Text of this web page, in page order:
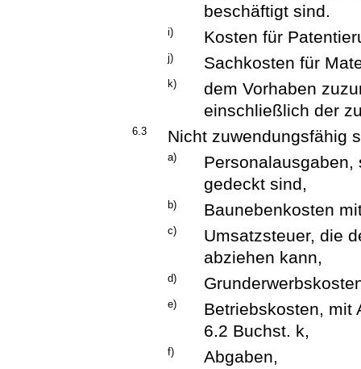
beschäftigt sind.
i) Kosten für
j) Sachkosten für
k)
dem Vorhaben
einschließlich der
6.3 Nicht zuwendungsfähig
a)
gedeckt sind,
b) Baunebenkosten
c)
Umsatzsteuer, die
abziehen kann,
d)
e)
Betriebskosten, mit
6.2 Buchst. k,
f) Abgaben,